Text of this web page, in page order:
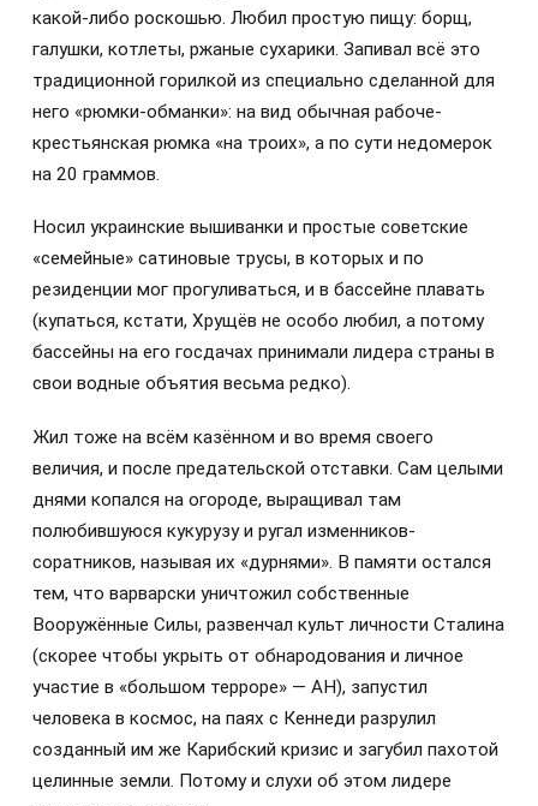
какой-либо роскошью. Любил простую пищу: борщ,
галушки, котлеты, ржаные сухарики. Запивал всё это
традиционной горилкой из специально сделанной для
него «рюмки-обманки»: на вид обычная рабоче-
крестьянская рюмка «на троих», а по сути недомерок
на 20 граммов.
Носил украинские вышиванки и простые советские
«семейные» сатиновые трусы, в которых и по
резиденции мог прогуливаться, и в бассейне плавать
(купаться, кстати, Хрущёв не особо любил, а потому
бассейны на его госдачах принимали лидера страны в
свои водные объятия весьма редко).
Жил тоже на всём казённом и во время своего
величия, и после предательской отставки. Сам целыми
днями копался на огороде, выращивал там
полюбившуюся кукурузу и ругал изменников-
соратников, называя их «дурнями». В памяти остался
тем, что варварски уничтожил собственные
Вооружённые Силы, развенчал культ личности Сталина
(скорее чтобы укрыть от обнародования и личное
участие в «большом терроре» — АН), запустил
человека в космос, на паях с Кеннеди разрулил
созданный им же Карибский кризис и загубил пахотой
целинные земли. Потому и слухи об этом лидере